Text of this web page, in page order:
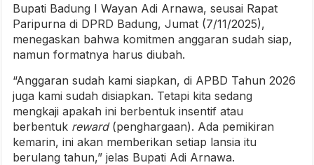
Bupati Badung I Wayan Adi Arnawa, seusai Rapat
Paripurna di DPRD Badung, Jumat (7/11/2025),
menegaskan bahwa komitmen anggaran sudah siap,
namun formatnya harus diubah.
“Anggaran sudah kami siapkan, di APBD Tahun 2026
juga kami sudah disiapkan. Tetapi kita sedang
mengkaji apakah ini berbentuk insentif atau
berbentuk reward(penghargaan). Ada pemikiran
kemarin, ini akan memberikan setiap lansia itu
berulang tahun,” jelas Bupati Adi Arnawa.